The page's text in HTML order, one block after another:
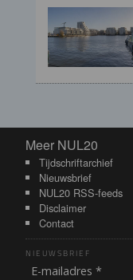
Meer
Meer NUL20
Tijdschriftarchief
Nieuwsbrief
NUL20 RSS-feeds
Disclaimer
Contact
NIEUWSBRIEF
E-mailadres *